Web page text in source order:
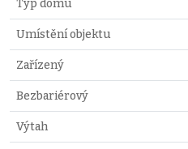
Typ domu
Umístění objektu
Zařízený
Bezbariérový
Výtah